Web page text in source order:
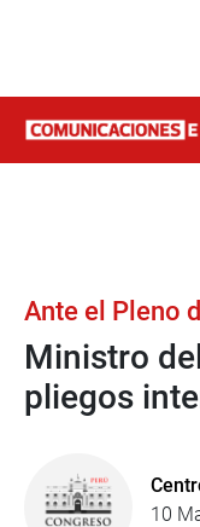
Ante el Pleno
Ministro
pliegos
10